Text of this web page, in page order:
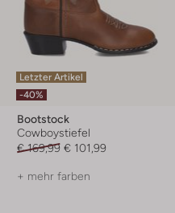
Letzter Artikel
-40%
Bootstock
Cowboystiefel
€ 169,99 € 101,99
+ mehr farben